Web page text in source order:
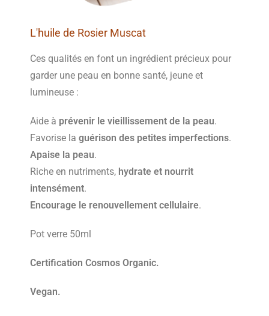
L'huile de Rosier Muscat
Ces qualités en font un ingrédient précieux pour
garder une peau en bonne santé, jeune et
lumineuse :
Aide à prévenir le vieillissement de la peau.
Favorise la guérison des petites imperfections.
Apaise la peau.
Riche en nutriments, hydrate et nourrit
intensément.
Encourage le renouvellement cellulaire.
Pot verre 50ml
Certification Cosmos Organic.
Vegan.